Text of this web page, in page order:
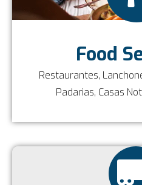
Food
Restaurantes,
Padarias, Casas